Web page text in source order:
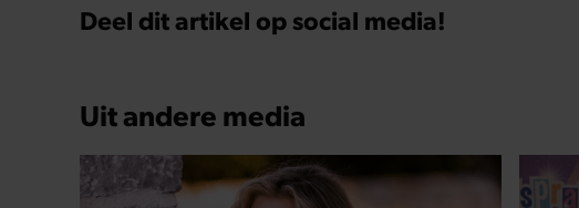
Deel dit artikel op social media!
Uit andere media